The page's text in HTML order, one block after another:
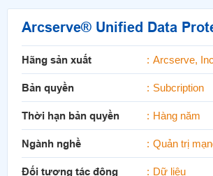
Arcserve® Unified Data
Hãng sản xuất Arcserve, Inc
Bản quyền Subcription
Thời hạn bản quyền Hàng năm
Ngành nghề Quản trị
Đối tượng tác động Dữ liệu